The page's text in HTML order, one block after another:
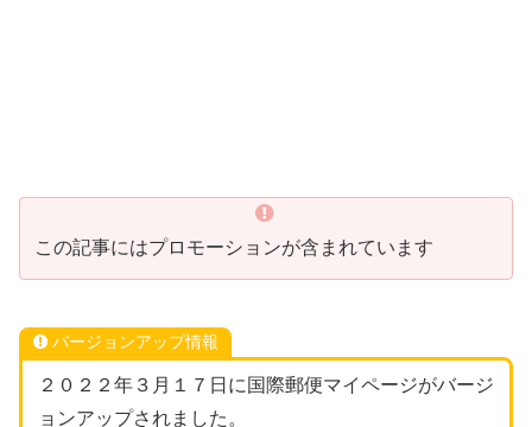
この記事にはプロモーションが含まれています
バージョンアップ情報
２０２２年３月１７日に国際郵便マイページがバージ
ョンアップされました。